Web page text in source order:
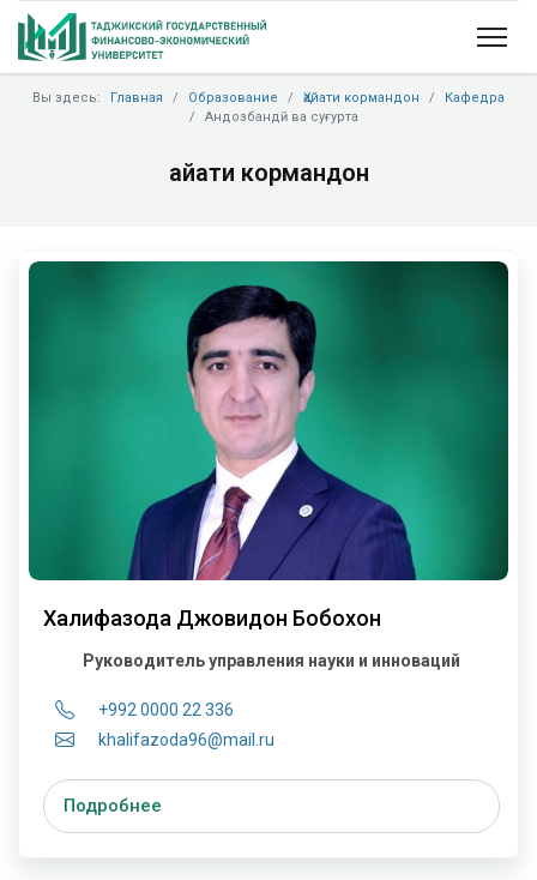
Вы здесь: Главная Образование Ҳайати кормандон
Кафедра
Андозбандӣ ва суғурта
Ҳайати кормандон
Халифазода Джовидон Бобохон
Руководитель управления науки и инноваций
+992 0000 22 336
khalifazoda96@mail.ru
Подробнее